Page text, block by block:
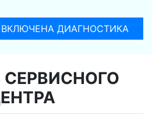
ДИАГНОСТИКА